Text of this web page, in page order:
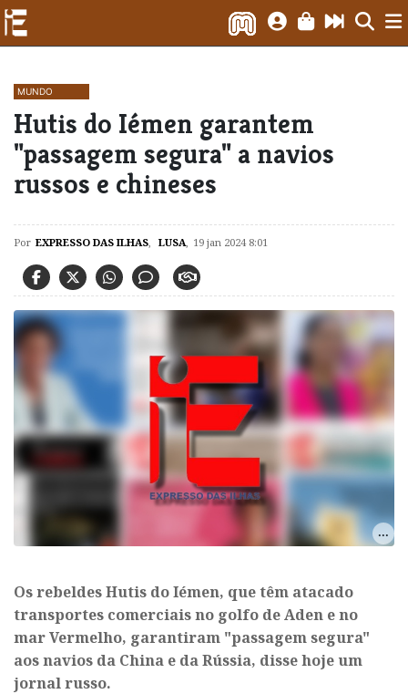
MUNDO
Hutis do Iémen garantem
"passagem segura" a navios
russos e chineses
Por EXPRESSO DAS ILHAS, LUSA, 19 jan 2024 8:01
Os rebeldes Hutis do Iémen, que têm atacado
transportes comerciais no golfo de Aden e no
mar Vermelho, garantiram "passagem segura"
aos navios da China e da Rússia, disse hoje um
jornal russo.